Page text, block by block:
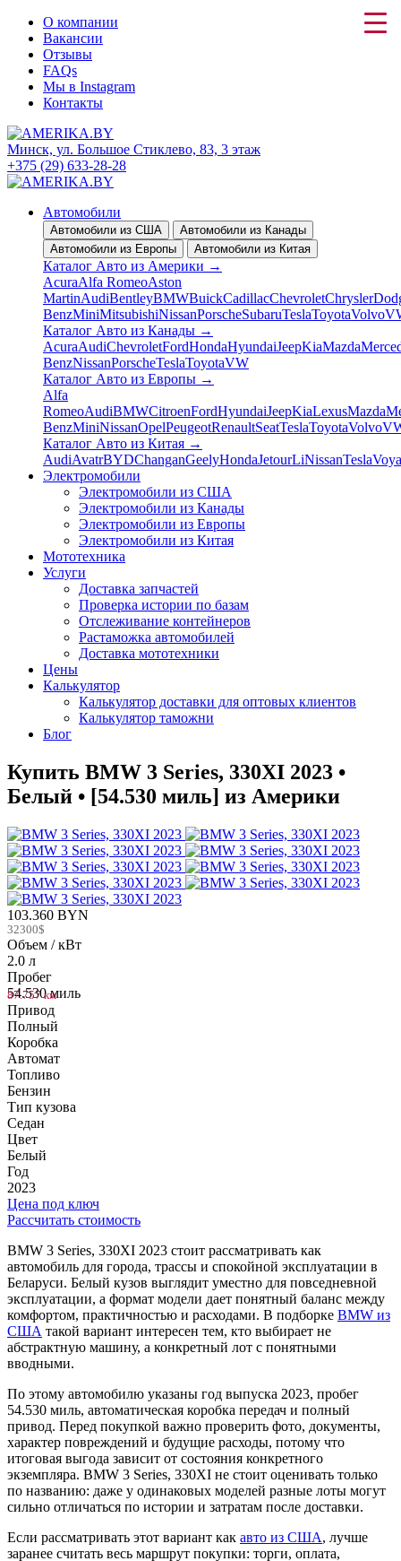
О компании
Вакансии
Отзывы
FAQs
Мы в Instagram
Контакты
Минск, ул. Большое Стиклево, 83, 3 этаж
+375 (29) 633-28-28
Автомобили
Автомобили из США
Автомобили из Канады
Автомобили из Европы
Автомобили из Китая
Каталог Авто из Америки →
AcuraAlfa RomeoAston
MartinAudiBentleyBMWBuickCadillacChevroletChrysler
BenzMiniMitsubishiNissanPorscheSubaruTeslaToyotaVolvo
Каталог Авто из Канады →
AcuraAudiChevroletFordHondaHyundaiJeepKiaMazda
BenzNissanPorscheTeslaToyotaVW
Каталог Авто из Европы →
Alfa
RomeoAudiBMWCitroenFordHyundaiJeepKiaLexusMazda
BenzMiniNissanOpelPeugeotRenaultSeatTeslaToyotaVolvo
Каталог Авто из Китая →
AudiAvatrBYDChanganGeelyHondaJetourLiNissanTesla
Электромобили
Электромобили из США
Электромобили из Канады
Электромобили из Европы
Электромобили из Китая
Мототехника
Услуги
Доставка запчастей
Проверка истории по базам
Отслеживание контейнеров
Растаможка автомобилей
Доставка мототехники
Цены
Калькулятор
Калькулятор доставки для оптовых клиентов
Калькулятор таможни
Блог
Купить BMW 3 Series, 330XI 2023 •
Белый • [54.530 миль] из Америки
103.360 BYN
32300$
Объем / кВт
2.0 л
Пробег
54.530 миль
87.757 км
Привод
Полный
Коробка
Автомат
Топливо
Бензин
Тип кузова
Седан
Цвет
Белый
Год
2023
Цена под ключ
Рассчитать стоимость
BMW 3 Series, 330XI 2023 стоит рассматривать как
автомобиль для города, трассы и спокойной эксплуатации в
Беларуси. Белый кузов выглядит уместно для повседневной
эксплуатации, а формат модели дает понятный баланс между
комфортом, практичностью и расходами. В подборке BMW из
США такой вариант интересен тем, кто выбирает не
абстрактную машину, а конкретный лот с понятными
вводными.
По этому автомобилю указаны год выпуска 2023, пробег
54.530 миль, автоматическая коробка передач и полный
привод. Перед покупкой важно проверить фото, документы,
характер повреждений и будущие расходы, потому что
итоговая выгода зависит от состояния конкретного
экземпляра. BMW 3 Series, 330XI не стоит оценивать только
по названию: даже у одинаковых моделей разные лоты могут
сильно отличаться по истории и затратам после доставки.
Если рассматривать этот вариант как авто из США, лучше
заранее считать весь маршрут покупки: торги, оплата,